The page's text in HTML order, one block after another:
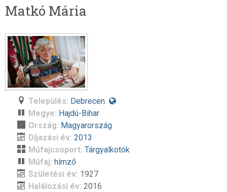
Matkó Mária
Település: Debrecen
Megye: Hajdú-Bihar
Ország: Magyarország
Díjazási év: 2013
Műfajcsoport: Tárgyalkotók
Műfaj: hímző
Születési év: 1927
Halálozási év: 2016